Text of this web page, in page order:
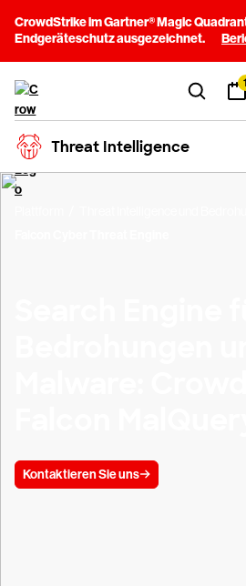
CrowdStrike im Gartner® Magic
Endgeräteschutz ausgezeichnet.
1
Threat Intelligence
Kontaktieren Sie uns